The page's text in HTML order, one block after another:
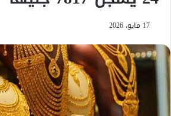
17 مايو، 2026